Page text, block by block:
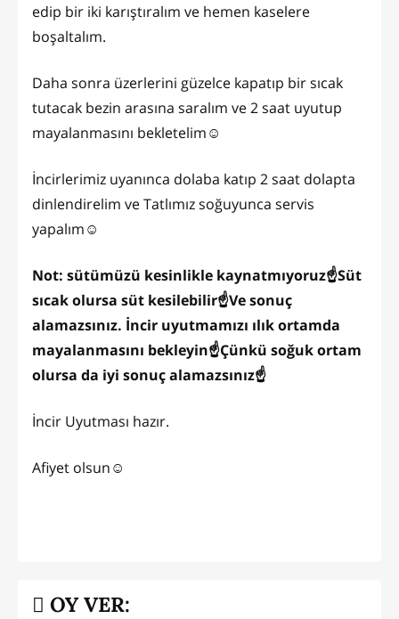
edip bir iki karıştıralım ve hemen kaselere
boşaltalım.
Daha sonra üzerlerini güzelce kapatıp bir sıcak
tutacak bezin arasına saralım ve 2 saat uyutup
mayalanmasını bekletelim☺️
İncirlerimiz uyanınca dolaba katıp 2 saat dolapta
dinlendirelim ve Tatlımız soğuyunca servis
yapalım☺️
Not: sütümüzü kesinlikle kaynatmıyoruz☝️Süt
sıcak olursa süt kesilebilir☝️Ve sonuç
alamazsınız. İncir uyutmamızı ılık ortamda
mayalanmasını bekleyin☝️Çünkü soğuk ortam
olursa da iyi sonuç alamazsınız☝️
İncir Uyutması hazır.
Afiyet olsun☺️
OY VER: